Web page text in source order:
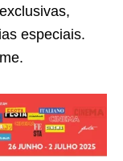
especiais.